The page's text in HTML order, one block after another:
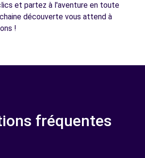
et partez à l'aventure en toute
découverte vous attend à
!
fréquentes